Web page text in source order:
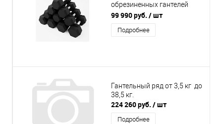
обрезиненных гантелей
BRONZE GYM 2,5-25 кг - 10
пар, шаг 2,5 кг
99 990 руб. / шт
Подробнее
Гантельный ряд от 3,5 кг до
38,5 кг.
224 260 руб. / шт
Подробнее